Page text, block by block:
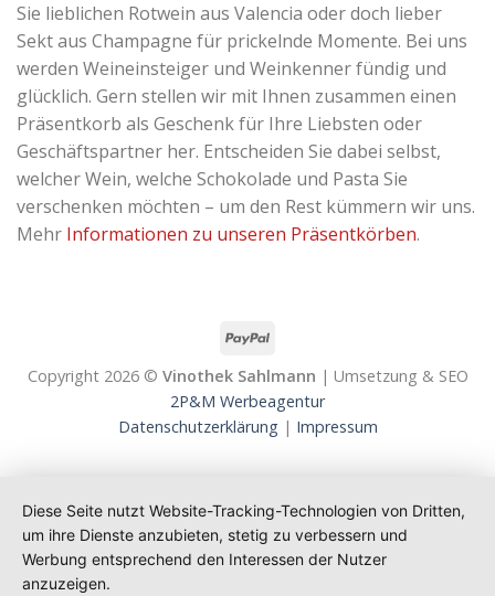
Sie lieblichen Rotwein aus Valencia oder doch lieber
Sekt aus Champagne für prickelnde Momente. Bei uns
werden Weineinsteiger und Weinkenner fündig und
glücklich. Gern stellen wir mit Ihnen zusammen einen
Präsentkorb als Geschenk für Ihre Liebsten oder
Geschäftspartner her. Entscheiden Sie dabei selbst,
welcher Wein, welche Schokolade und Pasta Sie
verschenken möchten – um den Rest kümmern wir uns.
Mehr Informationen zu unseren Präsentkörben.
Copyright 2026 © Vinothek Sahlmann | Umsetzung & SEO
2P&M Werbeagentur
Datenschutzerklärung | Impressum
Diese Seite nutzt Website-Tracking-Technologien von Dritten,
um ihre Dienste anzubieten, stetig zu verbessern und
Werbung entsprechend den Interessen der Nutzer
anzuzeigen.